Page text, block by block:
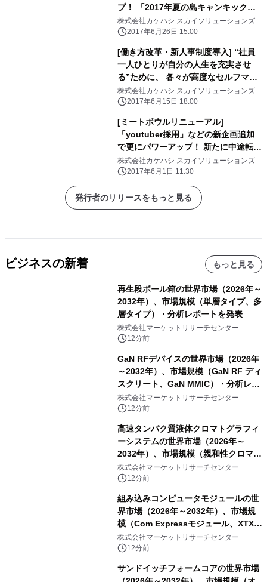
プ！ 「2017年夏の島キャンキックオ
フミーティング」を 7/1（土）に開催
いたします。
株式会社カケハシ スカイソリューションズ
2017年6月26日 15:00
[働き方改革・新人事制度導入] “社員
一人ひとりが自分の人生を充実させ
る”ために、 各々が高度なセルフマネ
ジメント力を身に付け、 高い生産性を
実現することを目指します。
株式会社カケハシ スカイソリューションズ
2017年6月15日 18:00
[ミートボウルリニューアル]
「youtuber採用」などの新企画追加
で更にパワーアップ！ 新たに中途転職
者を対象とした 「オトナのミートボウ
ル転職」サービスも開始いたしまし
た。
株式会社カケハシ スカイソリューションズ
2017年6月1日 11:30
発行者のリリースをもっと見る
ビジネスの新着 もっと見る
再生段ボール箱の世界市場（2026年～
2032年）、市場規模（単層タイプ、多
層タイプ）・分析レポートを発表
株式会社マーケットリサーチセンター
12分前
GaN RFデバイスの世界市場（2026年
～2032年）、市場規模（GaN RF ディ
スクリート、GaN MMIC）・分析レポ
ートを発表
株式会社マーケットリサーチセンター
12分前
高速タンパク質液体クロマトグラフィ
ーシステムの世界市場（2026年～
2032年）、市場規模（親和性クロマト
グラフィー、イオン交換クロマトグラ
フィー、疎水性相互作用クロマトグラ
ー、その他）・分析レポートを発表
株式会社マーケットリサーチセンター
12分前
組み込みコンピュータモジュールの世
界市場（2026年～2032年）、市場規
模（Com Expressモジュール、XTXモ
ジュール、ETXモジュール、Qeven
(Q7) モジュール、その他）・分析レポ
株式会社マーケットリサーチセンター
12分前
サンドイッチフォームコアの世界市場